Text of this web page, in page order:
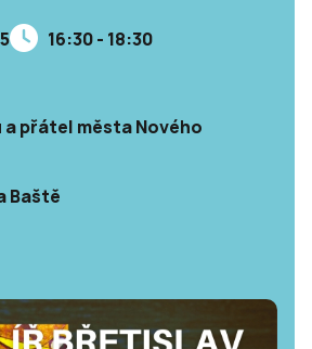
16:30 - 18:30
a přátel města Nového
Baště